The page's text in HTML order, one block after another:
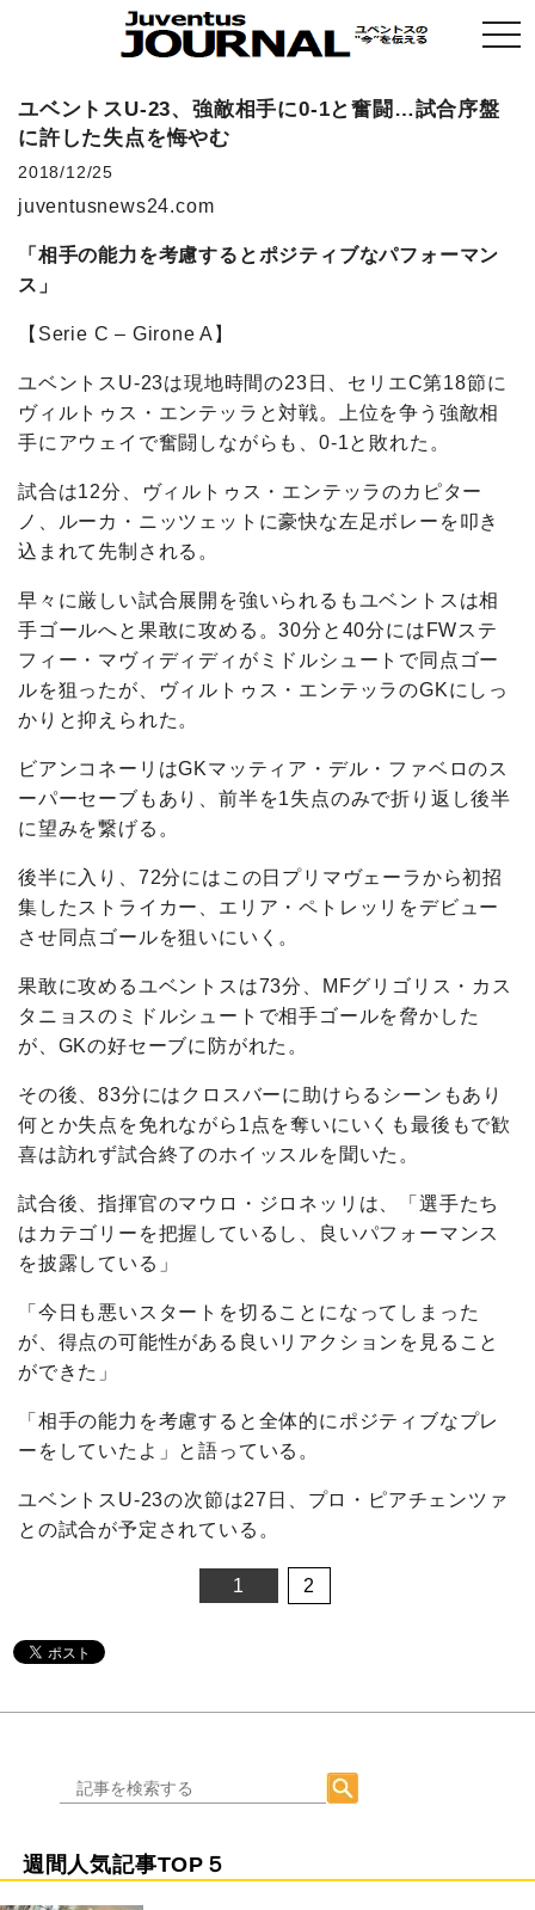
ユベントスU-23、強敵相手に0-1と奮闘…試合序盤
に許した失点を悔やむ
2018/12/25
juventusnews24.com
「相手の能力を考慮するとポジティブなパフォーマン
ス」
【Serie C – Girone A】
ユベントスU-23は現地時間の23日、セリエC第18節に
ヴィルトゥス・エンテッラと対戦。上位を争う強敵相
手にアウェイで奮闘しながらも、0-1と敗れた。
試合は12分、ヴィルトゥス・エンテッラのカピター
ノ、ルーカ・ニッツェットに豪快な左足ボレーを叩き
込まれて先制される。
早々に厳しい試合展開を強いられるもユベントスは相
手ゴールへと果敢に攻める。30分と40分にはFWステ
フィー・マヴィディディがミドルシュートで同点ゴー
ルを狙ったが、ヴィルトゥス・エンテッラのGKにしっ
かりと抑えられた。
ビアンコネーリはGKマッティア・デル・ファベロのス
ーパーセーブもあり、前半を1失点のみで折り返し後半
に望みを繋げる。
後半に入り、72分にはこの日プリマヴェーラから初招
集したストライカー、エリア・ペトレッリをデビュー
させ同点ゴールを狙いにいく。
果敢に攻めるユベントスは73分、MFグリゴリス・カス
タニョスのミドルシュートで相手ゴールを脅かした
が、GKの好セーブに防がれた。
その後、83分にはクロスバーに助けらるシーンもあり
何とか失点を免れながら1点を奪いにいくも最後もで歓
喜は訪れず試合終了のホイッスルを聞いた。
試合後、指揮官のマウロ・ジロネッリは、「選手たち
はカテゴリーを把握しているし、良いパフォーマンス
を披露している」
「今日も悪いスタートを切ることになってしまった
が、得点の可能性がある良いリアクションを見ること
ができた」
「相手の能力を考慮すると全体的にポジティブなプレ
ーをしていたよ」と語っている。
ユベントスU-23の次節は27日、プロ・ピアチェンツァ
との試合が予定されている。
1 2
週間人気記事TOP５